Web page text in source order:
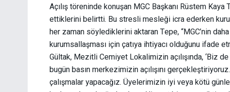
Açılış töreninde konuşan MGC Başkanı Rüstem
ettiklerini belirtti. Bu stresli mesleği icra ederken
her zaman söylediklerini aktaran Tepe, “MGC’nin
kurumsallaşması için çatıya ihtiyacı olduğunu ifade
Gültak, Mezitli Cemiyet Lokalimizin açılışında, ‘Biz
bugün basın merkezimizin açılışını
çalışmalar yapacağız. Üyelerimizin iyi veya kötü